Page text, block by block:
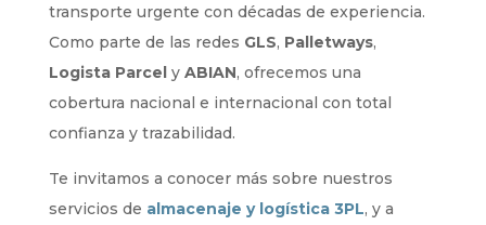
transporte urgente con décadas de experiencia.
Como parte de las redes GLS, Palletways,
Logista Parcely ABIAN, ofrecemos una
cobertura nacional e internacional con total
confianza y trazabilidad.
Te invitamos a conocer más sobre nuestros
servicios de almacenaje y logística 3PL, y a